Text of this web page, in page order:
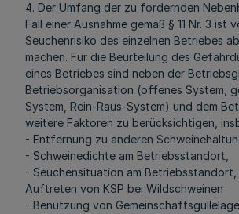
4. Der Umfang der zu fordernden
Fall einer Ausnahme gemäß § 11 Nr. 3 ist
Seuchenrisiko des einzelnen Betriebes
machen. Für die Beurteilung des
eines Betriebes sind neben der
Betriebsorganisation (offenes System,
System, Rein-Raus-System) und dem
weitere Faktoren zu berücksichtigen,
- Entfernung zu anderen
- Schweinedichte am Betriebsstandort,
- Seuchensituation am
Auftreten von KSP bei Wildschweinen
- Benutzung von